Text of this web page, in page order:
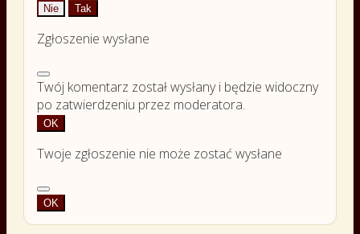
Nie Tak
Zgłoszenie wysłane
Twój komentarz został wysłany i będzie widoczny
po zatwierdzeniu przez moderatora.
OK
Twoje zgłoszenie nie może zostać wysłane
OK